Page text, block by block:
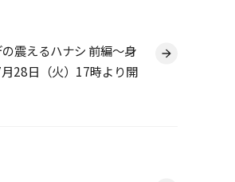
震えるハナシ 前編～身
28日（火）17時より開